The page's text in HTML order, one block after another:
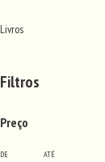
Livros
Filtros
Preço
DE ATÉ